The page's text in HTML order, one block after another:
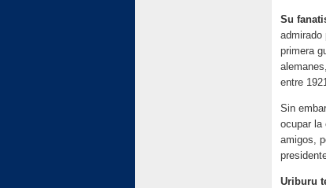
Su
admirado
primera
entre
Sin
ocupar la
amigos,
Uriburu